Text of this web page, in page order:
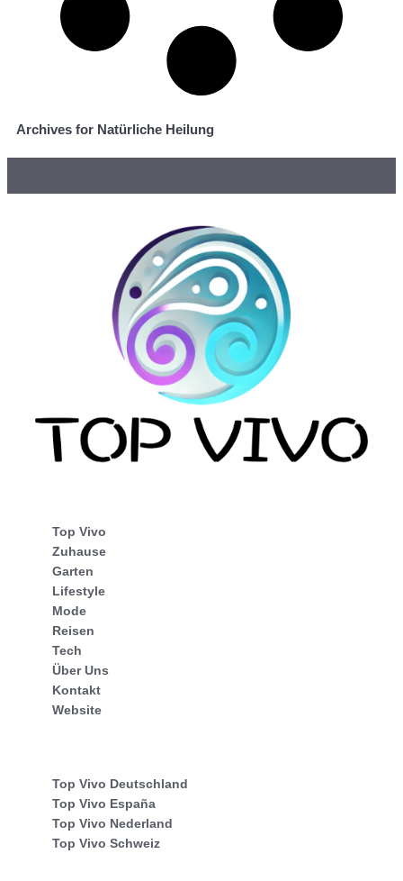
Archives for Natürliche Heilung
Top Vivo
Zuhause
Garten
Lifestyle
Mode
Reisen
Tech
Über Uns
Kontakt
Website
Top Vivo Deutschland
Top Vivo España
Top Vivo Nederland
Top Vivo Schweiz